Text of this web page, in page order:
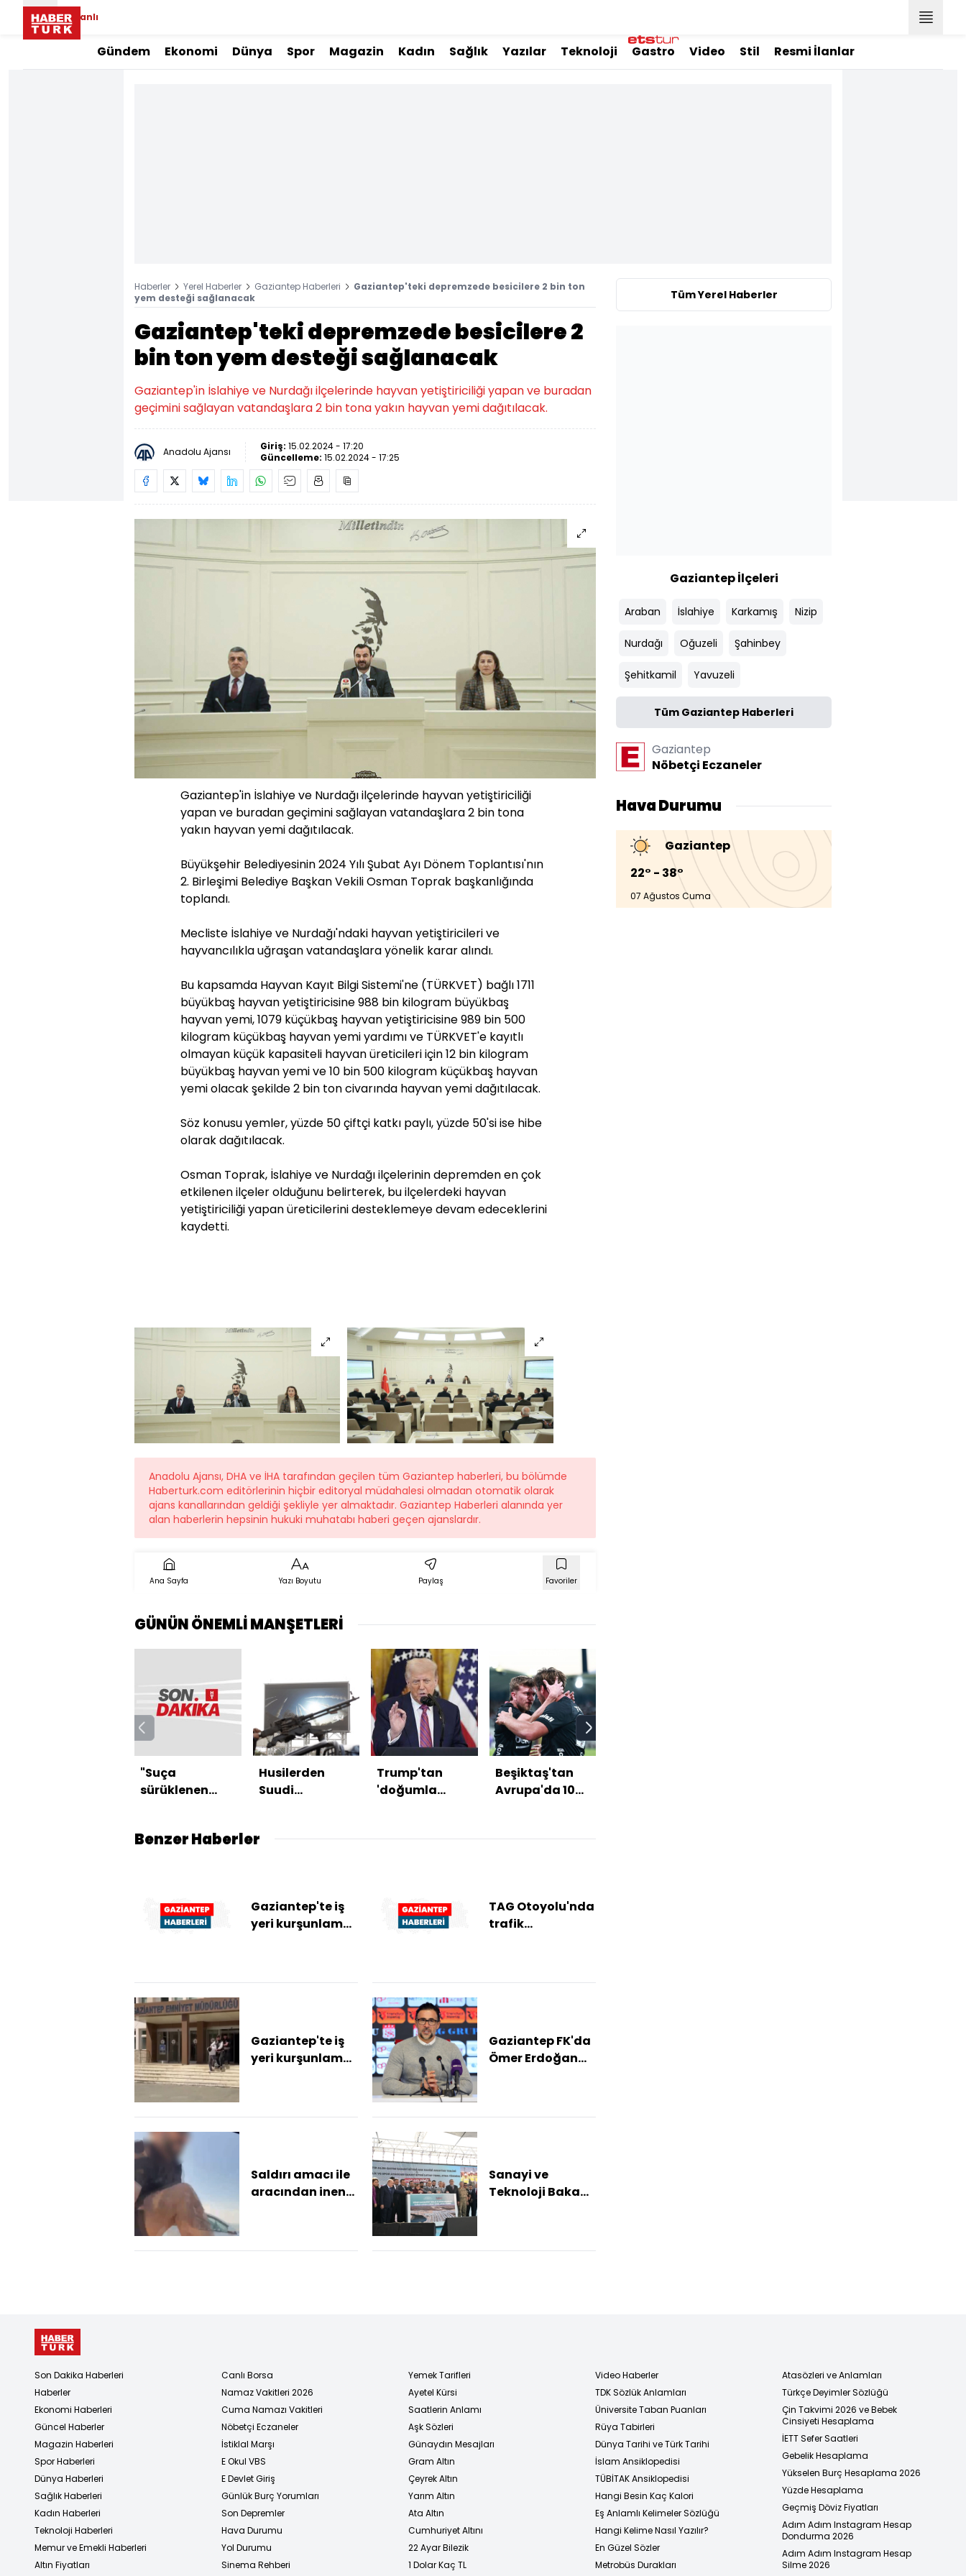
Canlı
Gündem Ekonomi Dünya Spor Magazin Kadın Sağlık Yazılar Teknoloji Gastro Video Stil Resmi İlanlar
Haberler Yerel Haberler Gaziantep Haberleri
Gaziantep'teki depremzede besicilere 2 bin ton
yem desteği sağlanacak
Gaziantep'teki depremzede besicilere 2
bin ton yem desteği sağlanacak
Gaziantep'in İslahiye ve Nurdağı ilçelerinde hayvan yetiştiriciliği yapan ve buradan
geçimini sağlayan vatandaşlara 2 bin tona yakın hayvan yemi dağıtılacak.
Anadolu Ajansı Giriş: 15.02.2024 - 17:20
Güncelleme: 15.02.2024 - 17:25
Gaziantep'in İslahiye ve Nurdağı ilçelerinde hayvan yetiştiriciliği
yapan ve buradan geçimini sağlayan vatandaşlara 2 bin tona
yakın hayvan yemi dağıtılacak.
Büyükşehir Belediyesinin 2024 Yılı Şubat Ayı Dönem Toplantısı'nın
2. Birleşimi Belediye Başkan Vekili Osman Toprak başkanlığında
toplandı.
Mecliste İslahiye ve Nurdağı'ndaki hayvan yetiştiricileri ve
hayvancılıkla uğraşan vatandaşlara yönelik karar alındı.
Bu kapsamda Hayvan Kayıt Bilgi Sistemi'ne (TÜRKVET) bağlı 1711
büyükbaş hayvan yetiştiricisine 988 bin kilogram büyükbaş
hayvan yemi, 1079 küçükbaş hayvan yetiştiricisine 989 bin 500
kilogram küçükbaş hayvan yemi yardımı ve TÜRKVET'e kayıtlı
olmayan küçük kapasiteli hayvan üreticileri için 12 bin kilogram
büyükbaş hayvan yemi ve 10 bin 500 kilogram küçükbaş hayvan
yemi olacak şekilde 2 bin ton civarında hayvan yemi dağıtılacak.
Söz konusu yemler, yüzde 50 çiftçi katkı paylı, yüzde 50'si ise hibe
olarak dağıtılacak.
Osman Toprak, İslahiye ve Nurdağı ilçelerinin depremden en çok
etkilenen ilçeler olduğunu belirterek, bu ilçelerdeki hayvan
yetiştiriciliği yapan üreticilerini desteklemeye devam edeceklerini
kaydetti.
Anadolu Ajansı, DHA ve İHA tarafından geçilen tüm Gaziantep haberleri, bu bölümde
Haberturk.com editörlerinin hiçbir editoryal müdahalesi olmadan otomatik olarak
ajans kanallarından geldiği şekliyle yer almaktadır. Gaziantep Haberleri alanında yer
alan haberlerin hepsinin hukuki muhatabı haberi geçen ajanslardır.
Ana Sayfa Yazı Boyutu Paylaş Favoriler
GÜNÜN ÖNEMLİ MANŞETLERİ
"Suça
sürüklenen
e 2 madde
Husilerden
Suudi
Trump'tan
'doğumla
Beşiktaş'tan
Avrupa'da 100.
Benzer Haberler
Gaziantep'te iş
yeri kurşunlama
TAG Otoyolu'nda
trafik
Gaziantep'te iş
yeri kurşunlama
Gaziantep FK'da
Ömer Erdoğan
Saldırı amacı ile
aracından inen
Sanayi ve
Teknoloji Bakanı
Tüm Yerel Haberler
Gaziantep İlçeleri
Araban İslahiye Karkamış Nizip
Nurdağı Oğuzeli Şahinbey
Şehitkamil Yavuzeli
Tüm Gaziantep Haberleri
Gaziantep
Nöbetçi Eczaneler
Hava Durumu
Gaziantep
22° - 38°
07 Ağustos Cuma
Son Dakika Haberleri
Haberler
Ekonomi Haberleri
Güncel Haberler
Magazin Haberleri
Spor Haberleri
Dünya Haberleri
Sağlık Haberleri
Kadın Haberleri
Teknoloji Haberleri
Memur ve Emekli Haberleri
Altın Fiyatları
Canlı Borsa
Namaz Vakitleri 2026
Cuma Namazı Vakitleri
Nöbetçi Eczaneler
İstiklal Marşı
E Okul VBS
E Devlet Giriş
Günlük Burç Yorumları
Son Depremler
Hava Durumu
Yol Durumu
Sinema Rehberi
Yemek Tarifleri
Ayetel Kürsi
Saatlerin Anlamı
Aşk Sözleri
Günaydın Mesajları
Gram Altın
Çeyrek Altın
Yarım Altın
Ata Altın
Cumhuriyet Altını
22 Ayar Bilezik
1 Dolar Kaç TL
Video Haberler
TDK Sözlük Anlamları
Üniversite Taban Puanları
Rüya Tabirleri
Dünya Tarihi ve Türk Tarihi
İslam Ansiklopedisi
TÜBİTAK Ansiklopedisi
Hangi Besin Kaç Kalori
Eş Anlamlı Kelimeler Sözlüğü
Hangi Kelime Nasıl Yazılır?
En Güzel Sözler
Metrobüs Durakları
Atasözleri ve Anlamları
Türkçe Deyimler Sözlüğü
Çin Takvimi 2026 ve Bebek
Cinsiyeti Hesaplama
İETT Sefer Saatleri
Gebelik Hesaplama
Yükselen Burç Hesaplama 2026
Yüzde Hesaplama
Geçmiş Döviz Fiyatları
Adım Adım Instagram Hesap
Dondurma 2026
Adım Adım Instagram Hesap
Silme 2026